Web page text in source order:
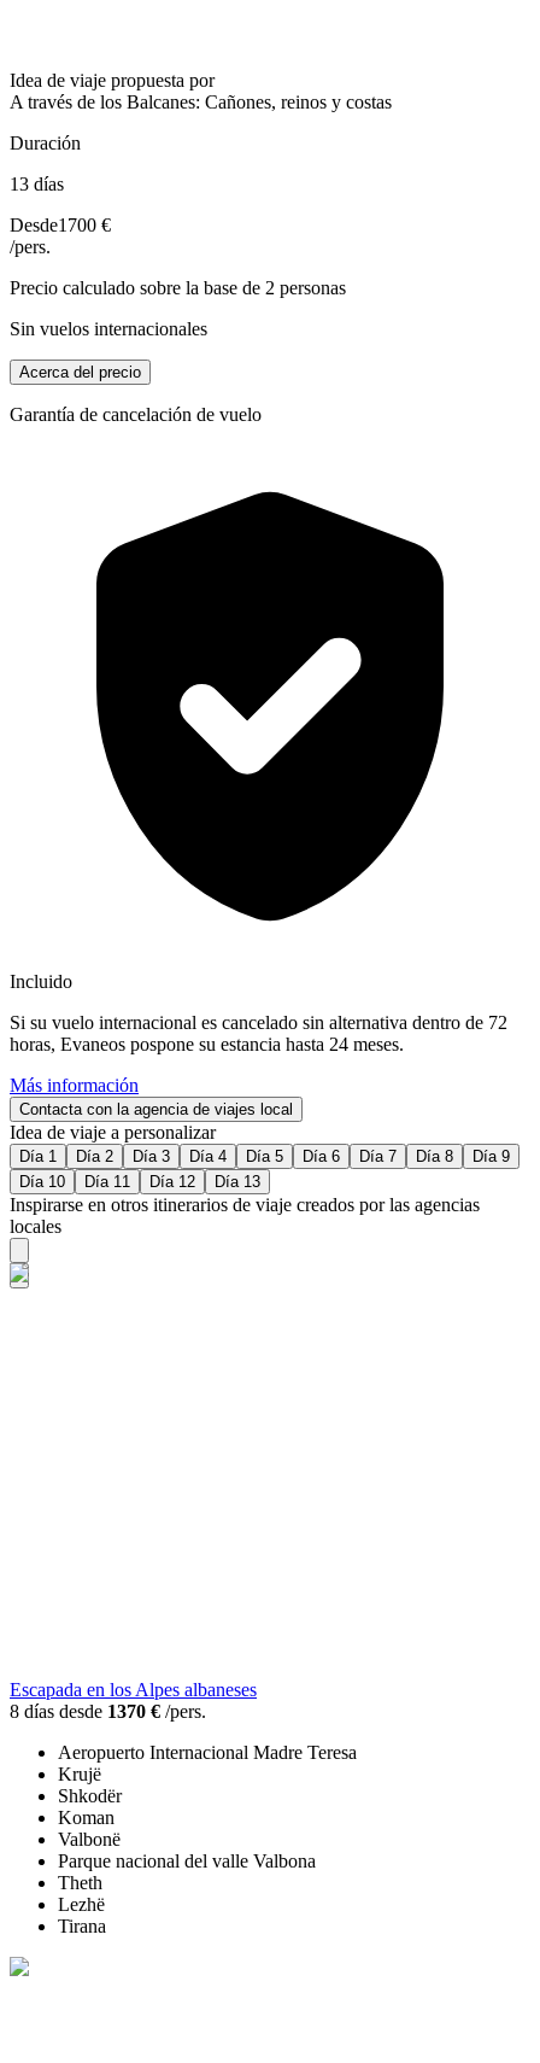
Idea de viaje propuesta por
A través de los Balcanes: Cañones, reinos y costas
Duración
13 días
Desde1700 €
/pers.
Precio calculado sobre la base de 2 personas
Sin vuelos internacionales
Acerca del precio
Garantía de cancelación de vuelo
Incluido
Si su vuelo internacional es cancelado sin alternativa dentro de 72
horas, Evaneos pospone su estancia hasta 24 meses.
Más información
Contacta con la agencia de viajes local
Idea de viaje a personalizar
Día 1 Día 2 Día 3 Día 4 Día 5 Día 6 Día 7 Día 8
Día 9
Día 10
Día 11 Día 12 Día 13
Inspirarse en otros itinerarios de viaje creados por las agencias
locales
Escapada en los Alpes albaneses
8 días desde 1370 € /pers.
Aeropuerto Internacional Madre Teresa
Krujë
Shkodër
Koman
Valbonë
Parque nacional del valle Valbona
Theth
Lezhë
Tirana